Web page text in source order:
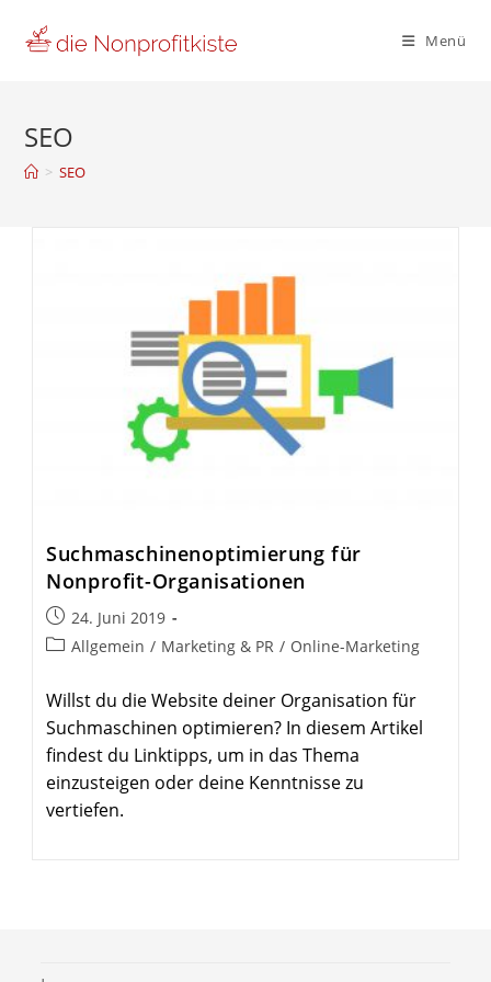
Inhalt
Menü
SEO
> SEO
Such­ma­schi­nen­op­ti­mierung für
Nonprofit-Organisationen
Beitrag
veröffentlicht:
24. Juni 2019
Beitrags-
Allgemein / Marketing & PR / Online-Marketing
Willst du die Website deiner Organisation für
Suchmaschinen optimieren? In diesem Artikel
findest du Linktipps, um in das Thema
einzusteigen oder deine Kenntnisse zu
vertiefen.